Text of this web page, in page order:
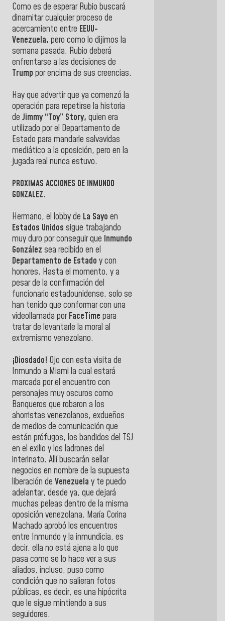
Como es de esperar Rubio buscará
dinamitar cualquier proceso de
acercamiento entre EEUU-
Venezuela, pero como lo dijimos la
semana pasada, Rubio deberá
enfrentarse a las decisiones de
Trump por encima de sus creencias.
Hay que advertir que ya comenzó la
operación para repetirse la historia
de Jimmy “Toy” Story, quien era
utilizado por el Departamento de
Estado para mandarle salvavidas
mediático a la oposición, pero en la
jugada real nunca estuvo.
PROXIMAS ACCIONES DE INMUNDO
GONZALEZ.
Hermano, el lobby de La Sayo en
Estados Unidos sigue trabajando
muy duro por conseguir que Inmundo
González sea recibido en el
Departamento de Estado y con
honores. Hasta el momento, y a
pesar de la confirmación del
funcionario estadounidense, solo se
han tenido que conformar con una
videollamada porFaceTime para
tratar de levantarle la moral al
extremismo venezolano.
¡Diosdado! Ojo con esta visita de
Inmundo a Miami la cual estará
marcada por el encuentro con
personajes muy oscuros como
Banqueros que robaron a los
ahorristas venezolanos, exdueños
de medios de comunicación que
están prófugos, los bandidos del TSJ
en el exilio y los ladrones del
interinato. Allí buscarán sellar
negocios en nombre de la supuesta
liberación de Venezuela y te puedo
adelantar, desde ya, que dejará
muchas peleas dentro de la misma
oposición venezolana. María Corina
Machado aprobó los encuentros
entre Inmundo y la inmundicia, es
decir, ella no está ajena a lo que
pasa como se lo hace ver a sus
aliados, incluso, puso como
condición que no salieran fotos
públicas, es decir, es una hipócrita
que le sigue mintiendo a sus
seguidores.